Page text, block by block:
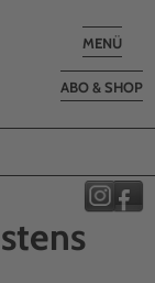
Toggle
MENÜ
ABO & SHOP